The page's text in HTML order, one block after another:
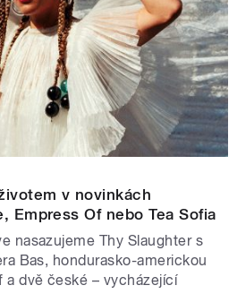
v novinkách
Empress Of nebo Tea Sofia
nasazujeme Thy Slaughter s
Bas, hondurasko-americkou
a dvě české – vycházející